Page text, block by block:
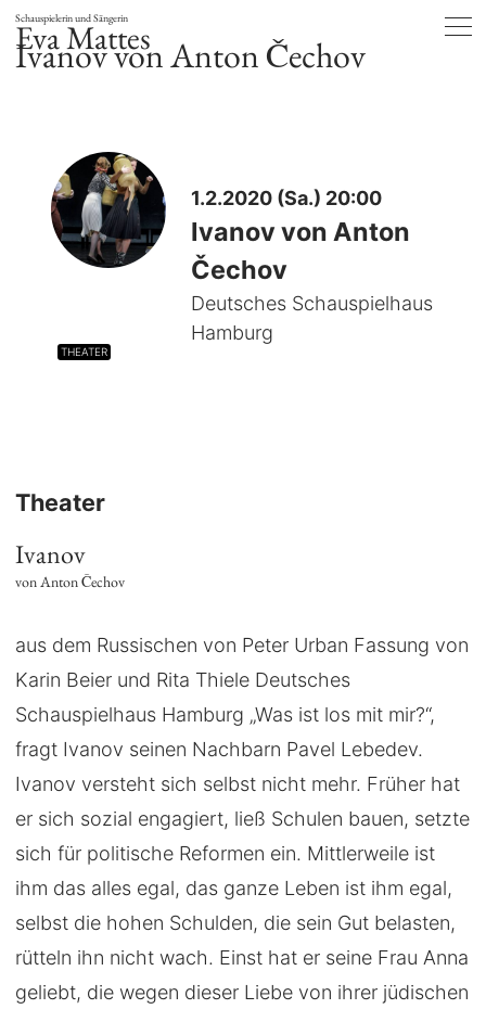
Schauspielerin und Sängerin
Eva Mattes
Ivanov von Anton Čechov
THEATER
1.2.2020 (Sa.) 20:00
Ivanov von Anton
Čechov
Deutsches Schauspielhaus
Hamburg
Theater
Ivanov
von Anton Čechov
aus dem Russischen von Peter Urban Fassung von
Karin Beier und Rita Thiele Deutsches
Schauspielhaus Hamburg „Was ist los mit mir?“,
fragt Ivanov seinen Nachbarn Pavel Lebedev.
Ivanov versteht sich selbst nicht mehr. Früher hat
er sich sozial engagiert, ließ Schulen bauen, setzte
sich für politische Reformen ein. Mittlerweile ist
ihm das alles egal, das ganze Leben ist ihm egal,
selbst die hohen Schulden, die sein Gut belasten,
rütteln ihn nicht wach. Einst hat er seine Frau Anna
geliebt, die wegen dieser Liebe von ihrer jüdischen